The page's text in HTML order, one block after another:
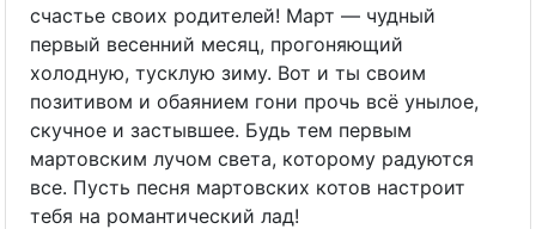
счастье своих родителей! Март — чудный
первый весенний месяц, прогоняющий
холодную, тусклую зиму. Вот и ты своим
позитивом и обаянием гони прочь всё унылое,
скучное и застывшее. Будь тем первым
мартовским лучом света, которому радуются
все. Пусть песня мартовских котов настроит
тебя на романтический лад!